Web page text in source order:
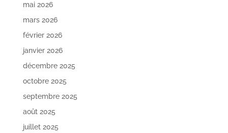
mai 2026
mars 2026
février 2026
janvier 2026
décembre 2025
octobre 2025
septembre 2025
août 2025
juillet 2025